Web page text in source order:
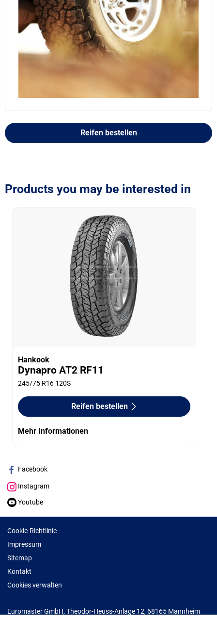
Reifen bestellen
Products you may be interested in
Hankook
Dynapro AT2 RF11
245/75 R16 120S
Reifen bestellen
Mehr Informationen
Facebook
Instagram
Youtube
Cookie-Richtlinie
Impressum
Sitemap
Kontakt
Cookies verwalten
Euromaster GmbH, Theodor-Heuss-Anlage 12, 68165 Mannheim